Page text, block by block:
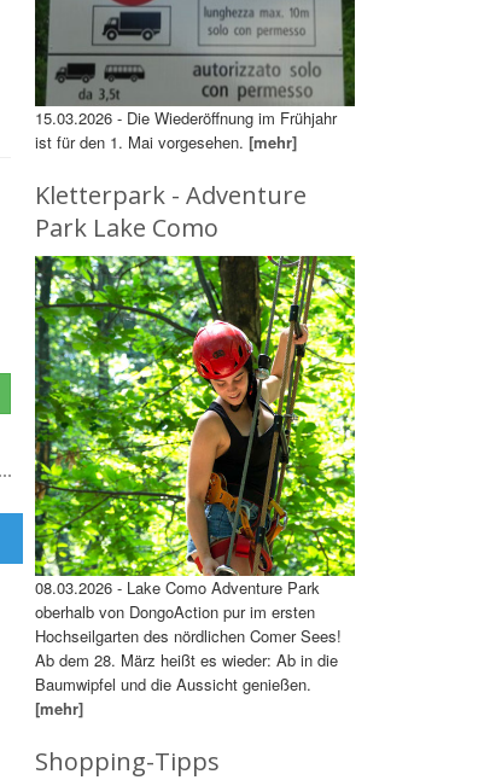
15.03.2026 - Die Wiederöffnung im Frühjahr
ist für den 1. Mai vorgesehen. [mehr]
Kletterpark - Adventure
Park Lake Como
08.03.2026 - Lake Como Adventure Park
oberhalb von DongoAction pur im ersten
Hochseilgarten des nördlichen Comer Sees!
Ab dem 28. März heißt es wieder: Ab in die
Baumwipfel und die Aussicht genießen.
[mehr]
Shopping-Tipps